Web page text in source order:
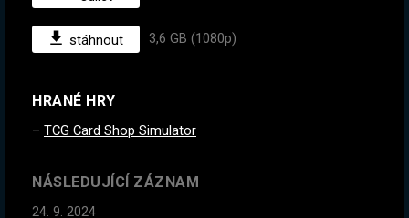
stáhnout 3,6 GB (1080p)
HRANÉ HRY
TCG Card Shop Simulator
NÁSLEDUJÍCÍ ZÁZNAM
24. 9. 2024